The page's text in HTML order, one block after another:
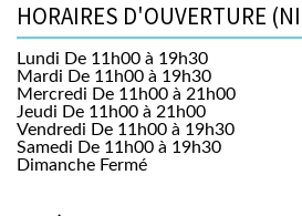
HORAIRES D'OUVERTURE
Lundi De 11h00 à 19h30
Mardi De 11h00 à 19h30
Mercredi De 11h00 à 21h00
Jeudi De 11h00 à 21h00
Vendredi De 11h00 à 19h30
Samedi De 11h00 à 19h30
Dimanche Fermé